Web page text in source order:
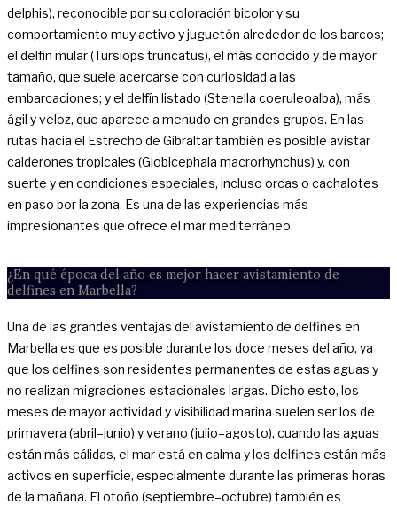
delphis), reconocible por su coloración bicolor y su
comportamiento muy activo y juguetón alrededor de los barcos;
el delfín mular (Tursiops truncatus), el más conocido y de mayor
tamaño, que suele acercarse con curiosidad a las
embarcaciones; y el delfín listado (Stenella coeruleoalba), más
ágil y veloz, que aparece a menudo en grandes grupos. En las
rutas hacia el Estrecho de Gibraltar también es posible avistar
calderones tropicales (Globicephala macrorhynchus) y, con
suerte y en condiciones especiales, incluso orcas o cachalotes
en paso por la zona. Es una de las experiencias más
impresionantes que ofrece el mar mediterráneo.
¿En qué época del año es mejor hacer avistamiento de
delfines en Marbella?
Una de las grandes ventajas del avistamiento de delfines en
Marbella es que es posible durante los doce meses del año, ya
que los delfines son residentes permanentes de estas aguas y
no realizan migraciones estacionales largas. Dicho esto, los
meses de mayor actividad y visibilidad marina suelen ser los de
primavera (abril–junio) y verano (julio–agosto), cuando las aguas
están más cálidas, el mar está en calma y los delfines están más
activos en superficie, especialmente durante las primeras horas
de la mañana. El otoño (septiembre–octubre) también es